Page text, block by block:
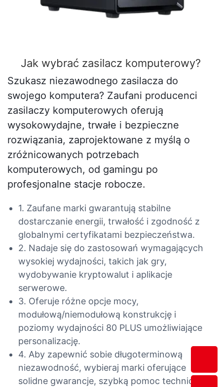
Jak wybrać zasilacz komputerowy?
Szukasz niezawodnego zasilacza do
swojego komputera? Zaufani producenci
zasilaczy komputerowych oferują
wysokowydajne, trwałe i bezpieczne
rozwiązania, zaprojektowane z myślą o
zróżnicowanych potrzebach
komputerowych, od gamingu po
profesjonalne stacje robocze.
1. Zaufane marki gwarantują stabilne
dostarczanie energii, trwałość i zgodność z
globalnymi certyfikatami bezpieczeństwa.
2. Nadaje się do zastosowań wymagających
wysokiej wydajności, takich jak gry,
wydobywanie kryptowalut i aplikacje
serwerowe.
3. Oferuje różne opcje mocy,
modułową/niemodułową konstrukcję i
poziomy wydajności 80 PLUS umożliwiające
personalizację.
4. Aby zapewnić sobie długoterminową
niezawodność, wybieraj marki oferujące
solidne gwarancje, szybką pomoc techniczną i